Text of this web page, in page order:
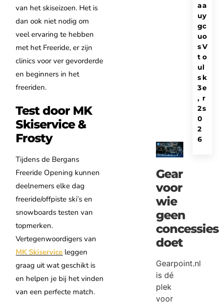
van het skiseizoen. Het is
dan ook niet nodig om
veel ervaring te hebben
met het Freeride, er zijn
clinics voor ver gevorderde
en beginners in het
freeriden.
Test door MK
Skiservice &
Frosty
Tijdens de Bergans
Freeride Opening kunnen
deelnemers elke dag
freeride/offpiste ski’s en
snowboards testen van
topmerken.
Vertegenwoordigers van
MK Skiservice leggen
graag uit wat geschikt is
en helpen je bij het vinden
van een perfecte match.
Gear
voor
wie
geen
concessies
doet
Gearpoint.nl
is dé
plek
voor
a
y
c
o
V
o
l
k
e
r
s
a
u
g
u
s
t
u
s
3
,
2
0
2
6